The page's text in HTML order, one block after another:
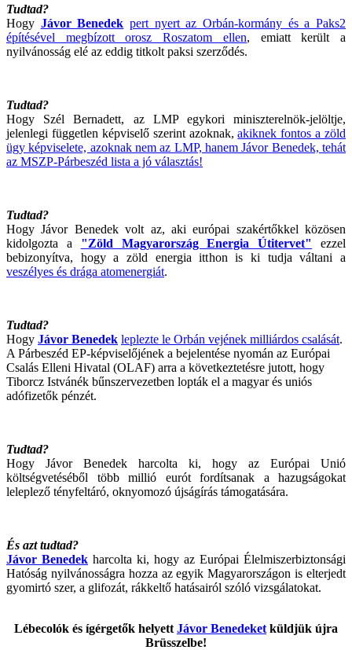
Tudtad?
Hogy Jávor Benedek pert nyert az Orbán-kormány és a Paks2
építésével megbízott orosz Roszatom ellen, emiatt került a
nyilvánosság elé az eddig titkolt paksi szerződés.
Tudtad?
Hogy Szél Bernadett, az LMP egykori miniszterelnök-jelöltje,
jelenlegi független képviselő szerint azoknak,akiknek fontos a zöld
ügy képviselete, azoknak nem az LMP, hanem Jávor Benedek, tehát
az MSZP-Párbeszéd lista a jó választás!
Tudtad?
Hogy Jávor Benedek volt az, aki európai szakértőkkel közösen
kidolgozta a "Zöld Magyarország Energia Útitervet"
ezzel
bebizonyítva, hogy a zöld energia itthon is ki tudja váltani a
veszélyes és drága atomenergiát.
Tudtad?
Hogy Jávor Benedek leplezte le Orbán vejének milliárdos csalását.
A Párbeszéd EP-képviselőjének a bejelentése nyomán az Európai
Csalás Elleni Hivatal (OLAF) arra a következtetésre jutott, hogy
Tiborcz Istvánék bűnszervezetben lopták el a magyar és uniós
adófizetők pénzét.
Tudtad?
Hogy Jávor Benedek harcolta ki, hogy az Európai Unió
költségvetéséből több millió eurót fordítsanak a hazugságokat
leleplező tényfeltáró, oknyomozó újságírás támogatására.
És azt tudtad?
Jávor Benedek harcolta ki, hogy az Európai Élelmiszerbiztonsági
Hatóság nyilvánosságra hozza az egyik Magyarországon is elterjedt
gyomirtó szer, a glifozát, rákkeltő hatásairól szóló vizsgálatokat.
Lébecolók és ígérgetők helyett Jávor Benedeket küldjük újra
Brüsszelbe!